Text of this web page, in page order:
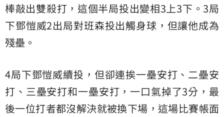
棒敲出雙殺打，這個半局投出變相3上3下。3局
下鄧愷威2出局對班森投出觸身球，但讓他成為
殘壘。
4局下鄧愷威續投，但卻連挨一壘安打、二壘安
打、三壘安打和一壘安打，一口氣掉了3分，最
後一位打者都沒解決就被換下場，這場比賽帳面